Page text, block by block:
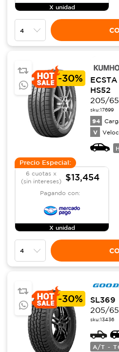
X unidad
-30%
ECSTA
HS52
205/
sku:17699
94
V
Precio Especial:
6 cuotas x
(sin intereses)
$13,454
Pagando con:
X unidad
-30%
SL369
205/65
sku:13436
A/T -